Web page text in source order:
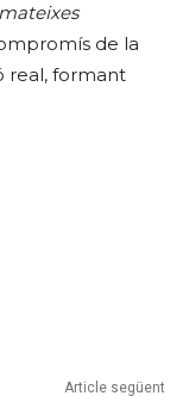
de la
real, formant
Article següent